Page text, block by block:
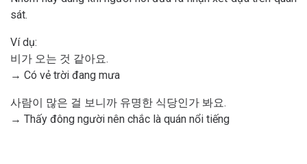
sát.
Ví dụ:
비가 오는 것 같아요.
→ Có vẻ trời đang mưa
사람이 많은 걸 보니까 유명한 식당인가 봐요.
→ Thấy đông người nên chắc là quán nổi tiếng